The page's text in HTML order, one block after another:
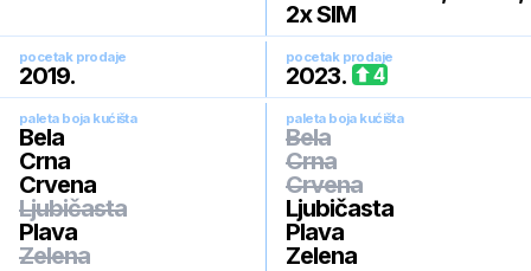
2x SIM
pocetak prodaje
2019.
pocetak prodaje
2023. 4
paleta boja kućišta
Bela
Crna
Crvena
Ljubičasta
Plava
Zelena
paleta boja kućišta
Bela
Crna
Crvena
Ljubičasta
Plava
Zelena